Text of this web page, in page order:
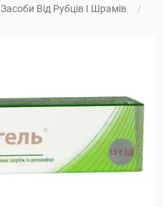
Засоби Від Рубців І Шрамів